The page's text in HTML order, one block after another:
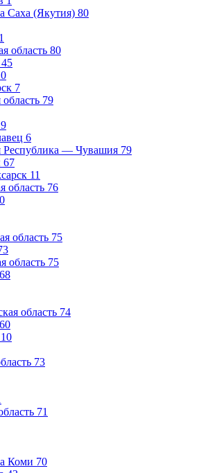
Саха (Якутия) 80
1
область 80
45
7
79
6
Республика — Чувашия 79
67
11
область 76
область 75
область 75
68
область 74
60
10
73
71
Коми 70